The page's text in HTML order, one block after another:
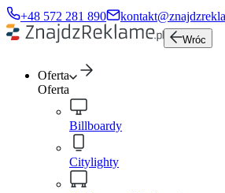
+48 572 281 890
Wróc
Oferta
Oferta
Billboardy
Citylighty